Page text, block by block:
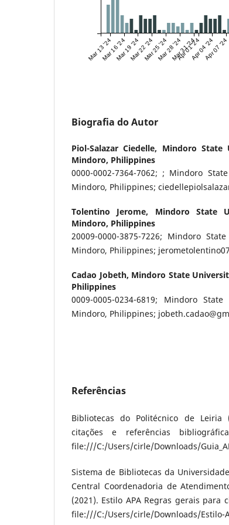
Mar 13 '24Mar 16 '24Mar 19 '24Mar 22 '24Mar 25 '24Mar 28 '24Mar 31 '24
Apr 01 '24Apr 04 '24Apr 07 '24
Biografia do Autor
Piol-Salazar Ciedelle, Mindoro State
Mindoro, Philippines
0000-0002-7364-7062; ; Mindoro
Mindoro, Philippines;
Tolentino Jerome, Mindoro State
Mindoro, Philippines
20009-0000-3875-7226; Mindoro
Mindoro, Philippines;
Cadao Jobeth, Mindoro State
Philippines
0009-0005-0234-6819; Mindoro
Mindoro, Philippines;
Referências
Bibliotecas do Politécnico de
citações e referências
file:///C:/Users/cirle/Downloads/
Sistema de Bibliotecas da
Central Coordenadoria de
(2021). Estilo APA Regras gerais para
file:///C:/Users/cirle/Downloads/Estilo-